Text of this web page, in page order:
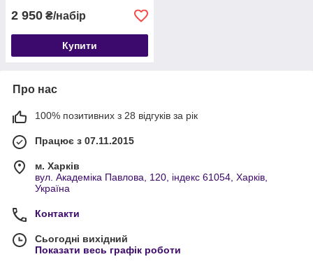
2 950 ₴/набір
Купити
Про нас
100% позитивних з 28 відгуків за рік
Працює з 07.11.2015
м. Харків
вул. Академіка Павлова, 120, індекс 61054, Харків,
Україна
Контакти
Сьогодні вихідний
Показати весь графік роботи